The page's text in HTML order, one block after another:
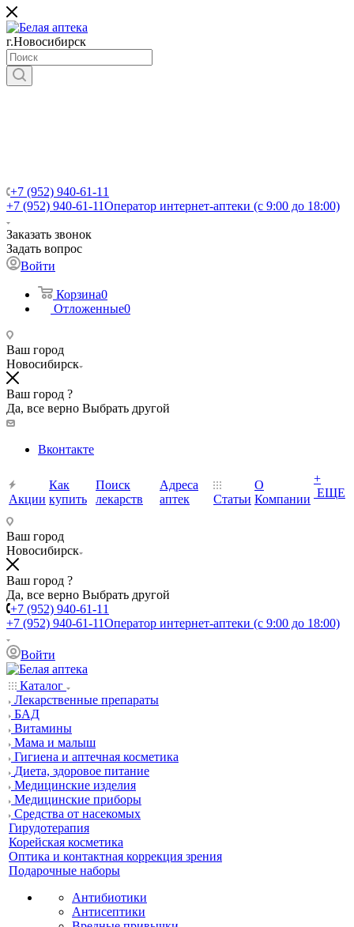
г.Новосибирск
+7 (952) 940-61-11
+7 (952) 940-61-11Оператор интернет-аптеки (с 9:00 до 18:00)
Заказать звонок
Задать вопрос
Войти
Корзина0
Отложенные0
Ваш город
Новосибирск
Ваш город ?
Да, все верно Выбрать другой
Вконтакте
Акции
Как
купить
Поиск
лекарств
Адреса
аптек
Статьи
О
Компании
+
ЕЩЕ
Ваш город
Новосибирск
Ваш город ?
Да, все верно Выбрать другой
+7 (952) 940-61-11
+7 (952) 940-61-11Оператор интернет-аптеки (с 9:00 до 18:00)
Войти
Каталог
Лекарственные препараты
БАД
Витамины
Мама и малыш
Гигиена и аптечная косметика
Диета, здоровое питание
Медицинские изделия
Медицинские приборы
Средства от насекомых
Гирудотерапия
Корейская косметика
Оптика и контактная коррекция зрения
Подарочные наборы
Антибиотики
Антисептики